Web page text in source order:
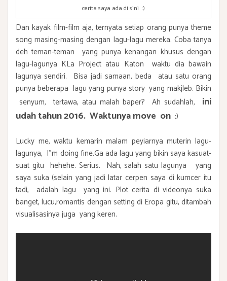
cerita saya ada di sini :)
Dan kayak film-film aja, ternyata setiap orang punya theme
song masing-masing dengan lagu-lagu mereka. Coba tanya
deh teman-teman yang punya kenangan khusus dengan
lagu-lagunya KLa Project atau Katon waktu dia bawain
lagunya sendiri. Bisa jadi samaan, beda atau satu orang
punya beberapa lagu yang punya story yang makjleb. Bikin
senyum, tertawa, atau malah baper? Ah sudahlah, ini
udah tahun 2016. Waktunya move on :)
Lucky me, waktu kemarin malam peyiarnya muterin lagu-
lagunya, I''m doing fine.Ga ada lagu yang bikin saya kasuat-
suat gitu hehehe. Serius. Nah, salah satu lagunya yang
saya suka (selain yang jadi latar cerpen saya di kumcer itu
tadi, adalah lagu yang ini. Plot cerita di videonya suka
banget, lucu,romantis dengan setting di Eropa gitu, ditambah
visualisasinya juga yang keren.